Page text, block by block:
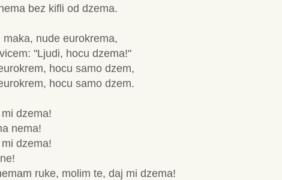
bez kifli od dzema.
maka, nude eurokrema,
"Ljudi, hocu dzema!"
hocu samo dzem,
hocu samo dzem.
dzema!
nema!
dzema!
ruke, molim te, daj mi dzema!